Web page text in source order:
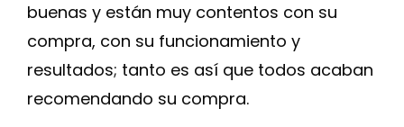
buenas y están muy contentos con su
compra, con su funcionamiento y
resultados; tanto es así que todos acaban
recomendando su compra.